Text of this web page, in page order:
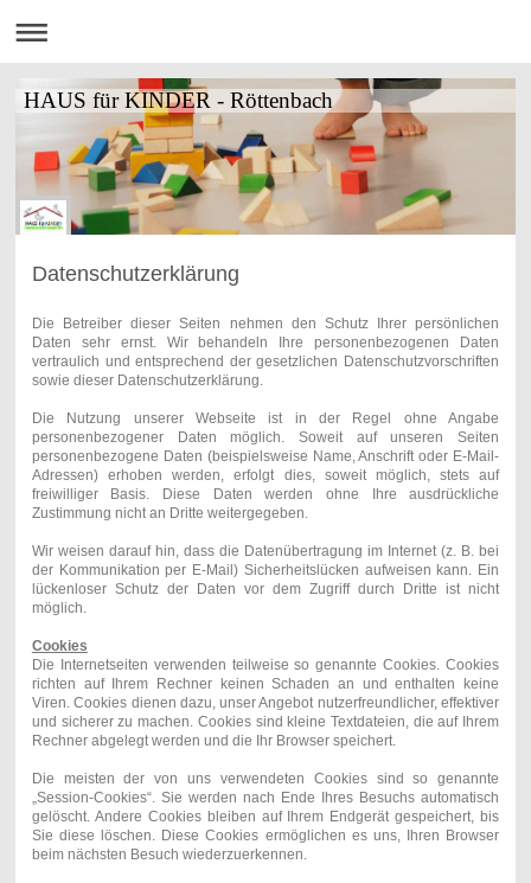
HAUS für KINDER - Röttenbach
Datenschutzerklärung
Die Betreiber dieser Seiten nehmen den Schutz Ihrer persönlichen
Daten sehr ernst. Wir behandeln Ihre personenbezogenen Daten
vertraulich und entsprechend der gesetzlichen Datenschutzvorschriften
sowie dieser Datenschutzerklärung.
Die Nutzung unserer Webseite ist in der Regel ohne Angabe
personenbezogener Daten möglich. Soweit auf unseren Seiten
personenbezogene Daten (beispielsweise Name, Anschrift oder E-Mail-
Adressen) erhoben werden, erfolgt dies, soweit möglich, stets auf
freiwilliger Basis. Diese Daten werden ohne Ihre ausdrückliche
Zustimmung nicht an Dritte weitergegeben.
Wir weisen darauf hin, dass die Datenübertragung im Internet (z. B. bei
der Kommunikation per E-Mail) Sicherheitslücken aufweisen kann. Ein
lückenloser Schutz der Daten vor dem Zugriff durch Dritte ist nicht
möglich.
Cookies
Die Internetseiten verwenden teilweise so genannte Cookies. Cookies
richten auf Ihrem Rechner keinen Schaden an und enthalten keine
Viren. Cookies dienen dazu, unser Angebot nutzerfreundlicher, effektiver
und sicherer zu machen. Cookies sind kleine Textdateien, die auf Ihrem
Rechner abgelegt werden und die Ihr Browser speichert.
Die meisten der von uns verwendeten Cookies sind so genannte
„Session-Cookies“. Sie werden nach Ende Ihres Besuchs automatisch
gelöscht. Andere Cookies bleiben auf Ihrem Endgerät gespeichert, bis
Sie diese löschen. Diese Cookies ermöglichen es uns, Ihren Browser
beim nächsten Besuch wiederzuerkennen.